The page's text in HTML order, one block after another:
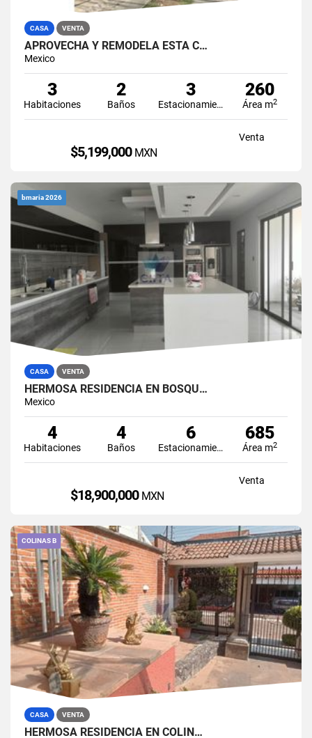
CASA VENTA
APROVECHA Y REMODELA ESTA C…
Mexico
3
Habitaciones
2
Baños
3
Estacionamiento
260
Área m2
Venta
$5,199,000 MXN
bmaria 2026
CASA VENTA
HERMOSA RESIDENCIA EN BOSQU…
Mexico
4
Habitaciones
4
Baños
6
Estacionamiento
685
Área m2
Venta
$18,900,000 MXN
COLINAS B
CASA VENTA
HERMOSA RESIDENCIA EN COLIN…